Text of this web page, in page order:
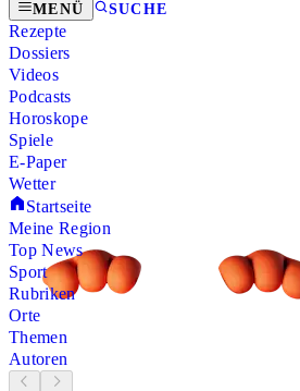
MENÜ SUCHE
Rezepte
Dossiers
Videos
Podcasts
Horoskope
Spiele
E-Paper
Wetter
Startseite
Meine Region
Top News
Sport
Rubriken
Orte
Themen
Autoren